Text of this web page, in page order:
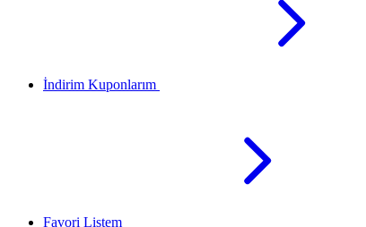
İndirim Kuponlarım
Favori Listem